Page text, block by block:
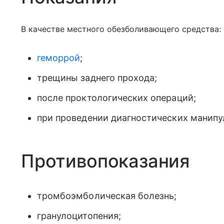
В качестве местного обезболивающего средства:
геморрой;
трещины заднего прохода;
после проктологических операций;
при проведении диагностических
Противопоказания
тромбоэмболическая болезнь;
гранулоцитопения;